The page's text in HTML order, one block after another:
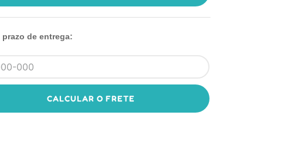
prazo de entrega:
CALCULAR O FRETE